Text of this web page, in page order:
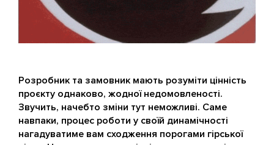
Розробник та замовник мають розуміти цінність
проєкту однаково, жодної недомовленості.
Звучить, начебто зміни тут неможливі. Саме
навпаки, процес роботи у своїй динамічності
нагадуватиме вам сходження порогами гірської